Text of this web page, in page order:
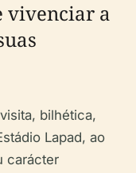
vivenciar a
bilhética,
Lapad, ao
carácter